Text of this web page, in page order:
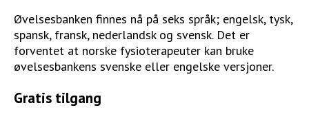
Øvelsesbanken finnes nå på seks språk; engelsk, tysk,
spansk, fransk, nederlandsk og svensk. Det er
forventet at norske fysioterapeuter kan bruke
øvelsesbankens svenske eller engelske versjoner.
Gratis tilgang